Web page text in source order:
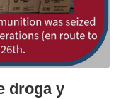
droga y